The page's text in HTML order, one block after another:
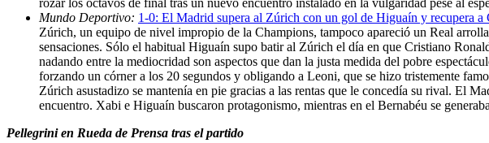
Mundo Deportivo: 1-0: El Madrid supera al Zúrich con un gol de Higuaín y recupera a
Zúrich, un equipo de nivel impropio de la Champions, tampoco apareció un Real
sensaciones. Sólo el habitual Higuaín supo batir al Zúrich el día en que Cristiano
nadando entre la mediocridad son aspectos que dan la justa medida del pobre
forzando un córner a los 20 segundos y obligando a Leoni, que se hizo tristemente
Zúrich asustadizo se mantenía en pie gracias a las rentas que le concedía su rival. El
encuentro. Xabi e Higuaín buscaron protagonismo, mientras en el Bernabéu se
Pellegrini en Rueda de Prensa tras el partido